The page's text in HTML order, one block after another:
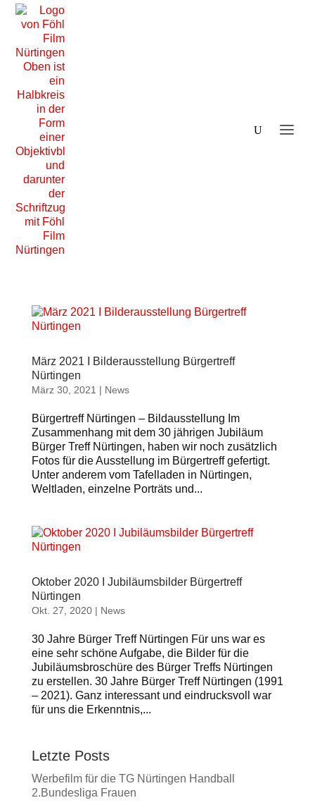
März 2021 I Bilderausstellung Bürgertreff
Nürtingen
März 30, 2021 | News
Bürgertreff Nürtingen – Bildausstellung Im
Zusammenhang mit dem 30 jährigen Jubiläum
Bürger Treff Nürtingen, haben wir noch zusätzlich
Fotos für die Ausstellung im Bürgertreff gefertigt.
Unter anderem vom Tafelladen in Nürtingen,
Weltladen, einzelne Porträts und...
Oktober 2020 I Jubiläumsbilder Bürgertreff
Nürtingen
Okt. 27, 2020| News
30 Jahre Bürger Treff Nürtingen Für uns war es
eine sehr schöne Aufgabe, die Bilder für die
Jubiläumsbroschüre des Bürger Treffs Nürtingen
zu erstellen. 30 Jahre Bürger Treff Nürtingen (1991
– 2021). Ganz interessant und eindrucksvoll war
für uns die Erkenntnis,...
Letzte Posts
Werbefilm für die TG Nürtingen Handball
2.Bundesliga Frauen